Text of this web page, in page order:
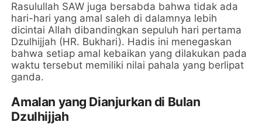
Rasulullah SAW juga bersabda bahwa tidak ada
hari-hari yang amal saleh di dalamnya lebih
dicintai Allah dibandingkan sepuluh hari pertama
Dzulhijjah (HR. Bukhari). Hadis ini menegaskan
bahwa setiap amal kebaikan yang dilakukan pada
waktu tersebut memiliki nilai pahala yang berlipat
ganda.
Amalan yang Dianjurkan di Bulan
Dzulhijjah